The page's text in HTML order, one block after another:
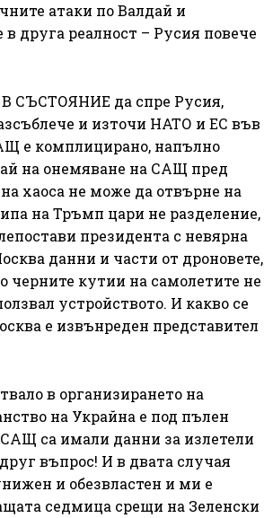
атаки по Валдай и
друга реалност – Русия повече
СЪСТОЯНИЕ да спре Русия,
и източи НАТО и ЕС във
е комплицирано, напълно
на онемяване на САЩ пред
хаоса не може да отвърне на
на Тръмп цари не разделение,
президента с невярна
данни и части от дроновете,
черните кутии на самолетите не
устройството. И какво се
е извънреден представител
в организирането на
на Украйна е под пълен
са имали данни за излетели
въпрос! И в двата случая
и обезвластен и ми е
седмица срещи на Зеленски